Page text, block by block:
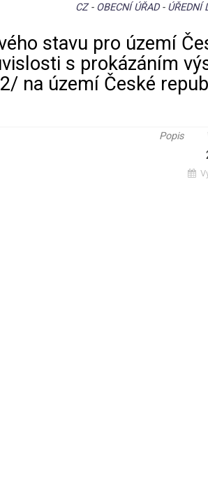
CZ- OBECNÍ ÚŘAD- ÚŘEDNÍ
stavu pro území
s prokázáním
na území České
Popis